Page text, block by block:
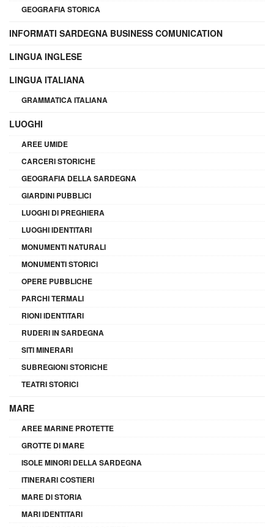
GEOGRAFIA STORICA
INFORMATI SARDEGNA BUSINESS COMUNICATION
LINGUA INGLESE
LINGUA ITALIANA
GRAMMATICA ITALIANA
LUOGHI
AREE UMIDE
CARCERI STORICHE
GEOGRAFIA DELLA SARDEGNA
GIARDINI PUBBLICI
LUOGHI DI PREGHIERA
LUOGHI IDENTITARI
MONUMENTI NATURALI
MONUMENTI STORICI
OPERE PUBBLICHE
PARCHI TERMALI
RIONI IDENTITARI
RUDERI IN SARDEGNA
SITI MINERARI
SUBREGIONI STORICHE
TEATRI STORICI
MARE
AREE MARINE PROTETTE
GROTTE DI MARE
ISOLE MINORI DELLA SARDEGNA
ITINERARI COSTIERI
MARE DI STORIA
MARI IDENTITARI